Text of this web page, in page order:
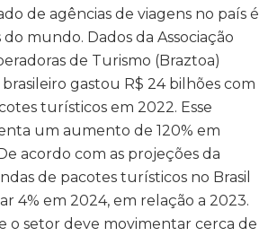
de agências de viagens no país é
mundo. Dados da Associação
de Turismo (Braztoa)
gastou R$ 24 bilhões com
turísticos em 2022. Esse
um aumento de 120% em
acordo com as projeções da
de pacotes turísticos no Brasil
4% em 2024, em relação a 2023.
o setor deve movimentar cerca de